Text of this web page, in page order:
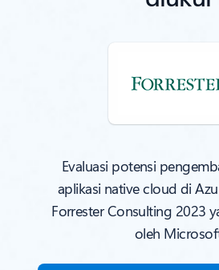
Evaluasi potensi
aplikasi native cloud di
Forrester Consulting 2023
oleh